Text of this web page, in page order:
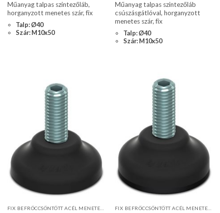
Műanyag talpas szintezőláb,
horganyzott menetes szár, fix
Talp: Ø40
Szár: M10x50
Műanyag talpas szintezőláb
csúszásgátlóval, horganyzott
menetes szár, fix
Talp: Ø40
Szár: M10x50